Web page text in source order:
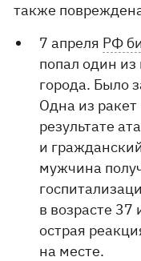
также
7 апреля РФ
попал один
города. Было
Одна из
результате
и
мужчина
в возрасте 37
острая
на месте.